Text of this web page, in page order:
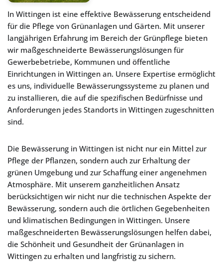
In Wittingen ist eine effektive Bewässerung entscheidend
für die Pflege von Grünanlagen und Gärten. Mit unserer
langjährigen Erfahrung im Bereich der Grünpflege bieten
wir maßgeschneiderte Bewässerungslösungen für
Gewerbebetriebe, Kommunen und öffentliche
Einrichtungen in Wittingen an. Unsere Expertise ermöglicht
es uns, individuelle Bewässerungssysteme zu planen und
zu installieren, die auf die spezifischen Bedürfnisse und
Anforderungen jedes Standorts in Wittingen zugeschnitten
sind.
Die Bewässerung in Wittingen ist nicht nur ein Mittel zur
Pflege der Pflanzen, sondern auch zur Erhaltung der
grünen Umgebung und zur Schaffung einer angenehmen
Atmosphäre. Mit unserem ganzheitlichen Ansatz
berücksichtigen wir nicht nur die technischen Aspekte der
Bewässerung, sondern auch die örtlichen Gegebenheiten
und klimatischen Bedingungen in Wittingen. Unsere
maßgeschneiderten Bewässerungslösungen helfen dabei,
die Schönheit und Gesundheit der Grünanlagen in
Wittingen zu erhalten und langfristig zu sichern.